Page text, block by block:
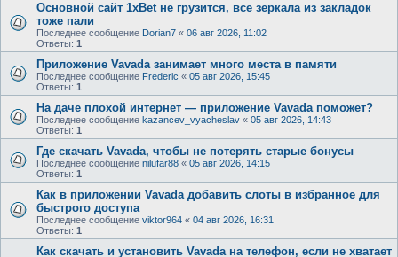
Основной сайт 1xBet не грузится, все зеркала из закладок
тоже пали
Последнее сообщение Dorian7 « 06 авг 2026, 11:02
Ответы: 1
Приложение Vavada занимает много места в памяти
Последнее сообщение Frederic « 05 авг 2026, 15:45
Ответы: 1
На даче плохой интернет — приложение Vavada поможет?
Последнее сообщение kazancev_vyacheslav « 05 авг 2026, 14:43
Ответы: 1
Где скачать Vavada, чтобы не потерять старые бонусы
Последнее сообщение nilufar88 « 05 авг 2026, 14:15
Ответы: 1
Как в приложении Vavada добавить слоты в избранное для
быстрого доступа
Последнее сообщение viktor964 « 04 авг 2026, 16:31
Ответы: 1
Как скачать и установить Vavada на телефон, если не хватает